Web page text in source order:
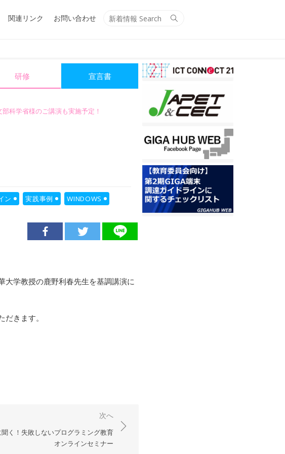
Search
関連リンク お問い合わせ
研修 宣言書
科学省様のご講演も実施予定！
ン 実践事例
WINDOWS
学教授の鹿野利春先生を基調講演に
きます。
次へ
聞く！失敗しないプログラミング教育
オンラインセミナー